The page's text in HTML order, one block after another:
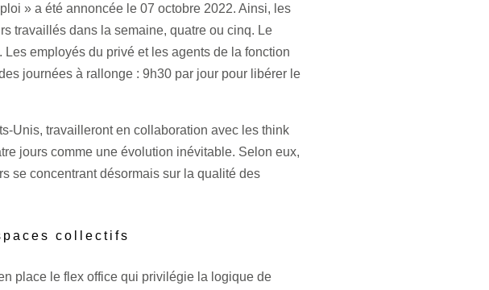
» a été annoncée le 07 octobre 2022. Ainsi, les
travaillés dans la semaine, quatre ou cinq. Le
employés du privé et les agents de la fonction
journées à rallonge : 9h30 par jour pour libérer le
Unis, travailleront en collaboration avec les think
jours comme une évolution inévitable. Selon eux,
se concentrant désormais sur la qualité des
collectifs
place le flex office qui privilégie la logique de